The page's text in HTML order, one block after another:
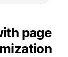
page